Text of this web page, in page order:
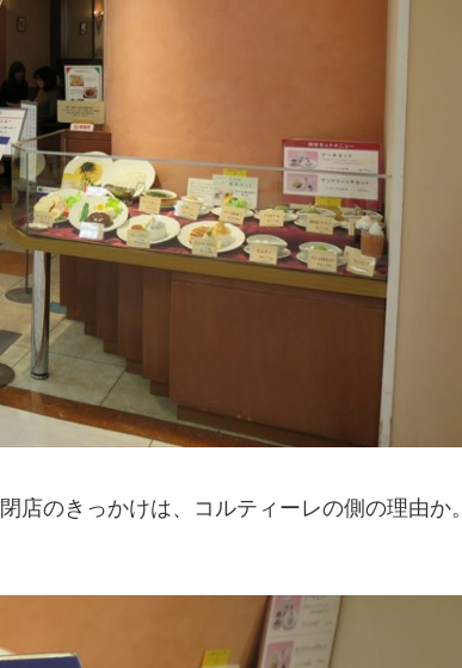
のきっかけは、コルティーレの側の理由か。